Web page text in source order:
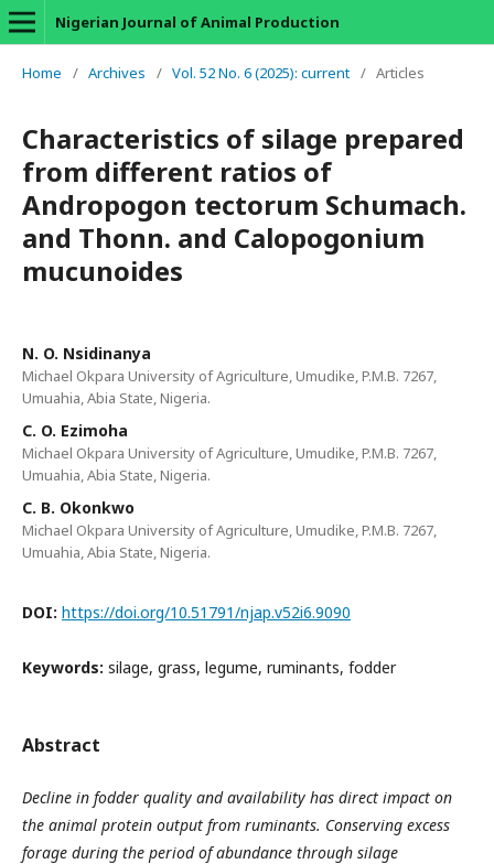
Nigerian Journal of Animal Production
Home / Archives / Vol. 52 No. 6 (2025): current / Articles
Characteristics of silage prepared
from different ratios of
Andropogon tectorum Schumach.
and Thonn. and Calopogonium
mucunoides
N. O. Nsidinanya
Michael Okpara University of Agriculture, Umudike, P.M.B. 7267,
Umuahia, Abia State, Nigeria.
C. O. Ezimoha
Michael Okpara University of Agriculture, Umudike, P.M.B. 7267,
Umuahia, Abia State, Nigeria.
C. B. Okonkwo
Michael Okpara University of Agriculture, Umudike, P.M.B. 7267,
Umuahia, Abia State, Nigeria.
DOI: https://doi.org/10.51791/njap.v52i6.9090
Keywords: silage, grass, legume, ruminants, fodder
Abstract
Decline in fodder quality and availability has direct impact on
the animal protein output from ruminants. Conserving excess
forage during the period of abundance through silage